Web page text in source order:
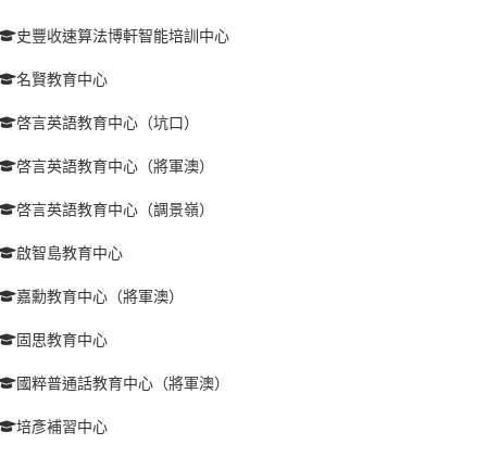
史豐收速算法博軒智能培訓中心
名賢教育中心
啓言英語教育中心（坑口）
啓言英語教育中心（將軍澳）
啓言英語教育中心（調景嶺）
啟智島教育中心
嘉勳教育中心（將軍澳）
固思教育中心
國粹普通話教育中心（將軍澳）
培彥補習中心